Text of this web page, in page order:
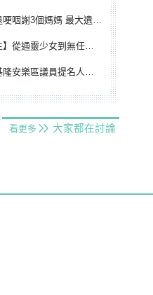
3個媽媽 最大遺憾無緣大聯盟
無任所大使 劉柏君女裁判人生國際發光
提名人黃永翔突被除名 將另提他人
看更多 大家都在討論